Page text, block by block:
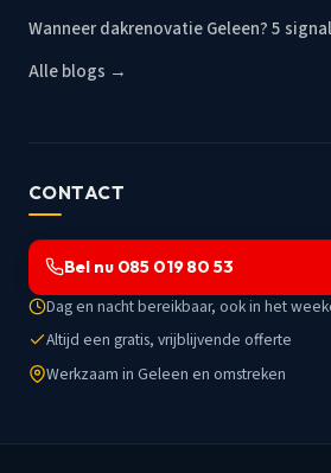
Wanneer dakrenovatie Geleen? 5
Alle blogs →
CONTACT
Bel nu 085 019 80 53
Dag en nacht bereikbaar, ook in het
Altijd een gratis, vrijblijvende offerte
Werkzaam in Geleen en omstreken